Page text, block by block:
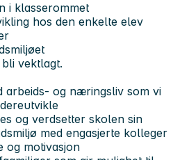
i klasserommet
hos den enkelte elev
vektlagt.
arbeids- og næringsliv som vi
og verdsetter skolen sin
med engasjerte kolleger
og motivasjon